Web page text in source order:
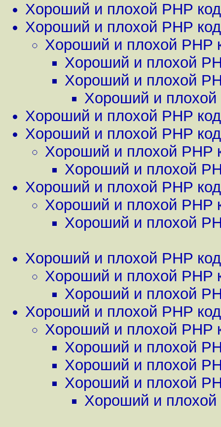
Хороший и плохой PHP код
Хороший и плохой PHP код
Хороший и плохой PHP
Хороший и плохой
Хороший и плохой
Хороший и плохой
Хороший и плохой PHP код
Хороший и плохой PHP код
Хороший и плохой PHP
Хороший и плохой
Хороший и плохой PHP код
Хороший и плохой PHP
Хороший и плохой
Хороший и плохой PHP код
Хороший и плохой PHP
Хороший и плохой
Хороший и плохой PHP код
Хороший и плохой PHP
Хороший и плохой
Хороший и плохой
Хороший и плохой
Хороший и плохой